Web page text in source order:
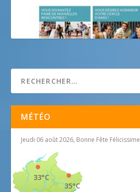
MÉTÉO
Jeudi 06 août 2026, Bonne Fête Félicissime
35°C
33°C